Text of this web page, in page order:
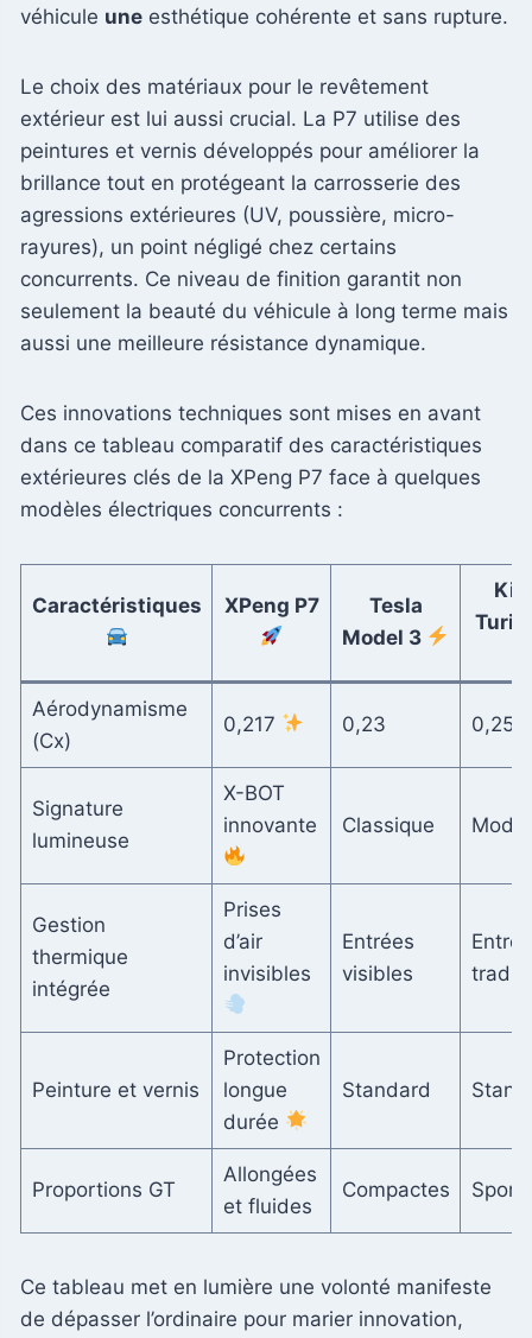
véhicule une esthétique cohérente et sans rupture.
Le choix des matériaux pour le revêtement
extérieur est lui aussi crucial. La P7 utilise des
peintures et vernis développés pour améliorer la
brillance tout en protégeant la carrosserie des
agressions extérieures (UV, poussière, micro-
rayures), un point négligé chez certains
concurrents. Ce niveau de finition garantit non
seulement la beauté du véhicule à long terme mais
aussi une meilleure résistance dynamique.
Ces innovations techniques sont mises en avant
dans ce tableau comparatif des caractéristiques
extérieures clés de la XPeng P7 face à quelques
modèles électriques concurrents :
Caractéristiques XPeng P7
Tesla
Model 3
Kia
Aérodynamisme
(Cx)
0,217 0,23 0,25
Signature
lumineuse
X-BOT
innovante
Classique
Gestion
thermique
intégrée
Prises
d’air
invisibles
Entrées
visibles
Peinture et vernis
Protection
longue
durée
Standard
Proportions GT
Allongées
et fluides
Compactes
Ce tableau met en lumière une volonté manifeste
de dépasser l’ordinaire pour marier innovation,